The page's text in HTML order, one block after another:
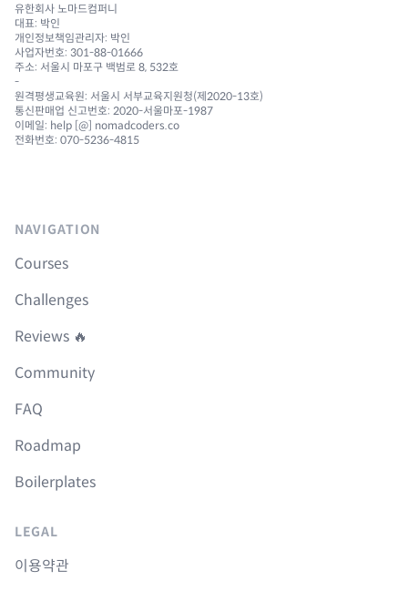
유한회사 노마드컴퍼니
대표: 박인
개인정보책임관리자: 박인
사업자번호: 301-88-01666
주소: 서울시 마포구 백범로 8, 532호
-
원격평생교육원: 서울시 서부교육지원청(제2020-13호)
통신판매업 신고번호: 2020-서울마포-1987
이메일: help [@] nomadcoders.co
전화번호: 070-5236-4815
NAVIGATION
Courses
Challenges
Reviews 🔥
Community
FAQ
Roadmap
Boilerplates
LEGAL
이용약관